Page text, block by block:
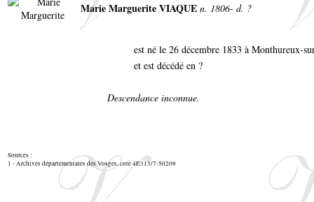
Marie Marguerite VIAQUE n. 1806- d. ?
est né le 26 décembre 1833 à Monthureux-
et est décédé en ?
Descendance inconnue.
Sources :
1 - Archives départementales des Vosges, cote 4E313/7-50209